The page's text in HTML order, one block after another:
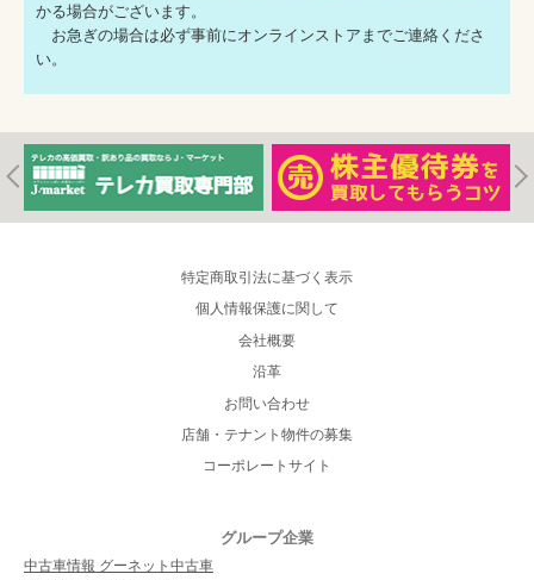
かる場合がございます。
お急ぎの場合は必ず事前にオンラインストアまでご連絡くださ
い。
特定商取引法に基づく表示
個人情報保護に関して
会社概要
沿革
お問い合わせ
店舗・テナント物件の募集
コーポレートサイト
グループ企業
中古車情報 グーネット中古車